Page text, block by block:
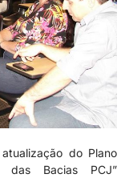
do Plano
das Bacias PCJ”